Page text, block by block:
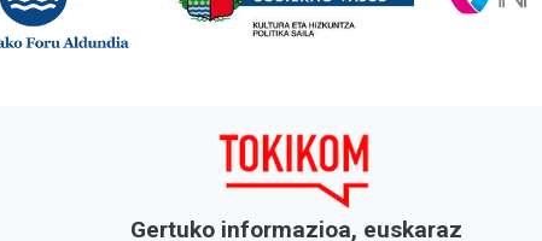
Gertuko informazioa, euskaraz